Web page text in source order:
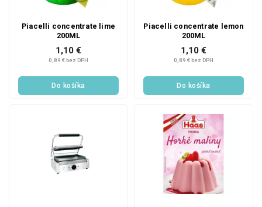
Piacelli concentrate lime
200ML
0,89 € bez DPH
1,10 €
Do košíka
Piacelli concentrate lemon
200ML
0,89 € bez DPH
1,10 €
Do košíka